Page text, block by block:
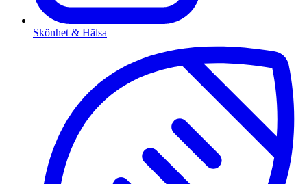
Skönhet & Hälsa